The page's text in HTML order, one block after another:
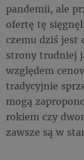
pandemii, ale
ofertę tę
czemu dziś jest
strony trudniej
względem
tradycyjnie
mogą
rokiem czy
zawsze są w